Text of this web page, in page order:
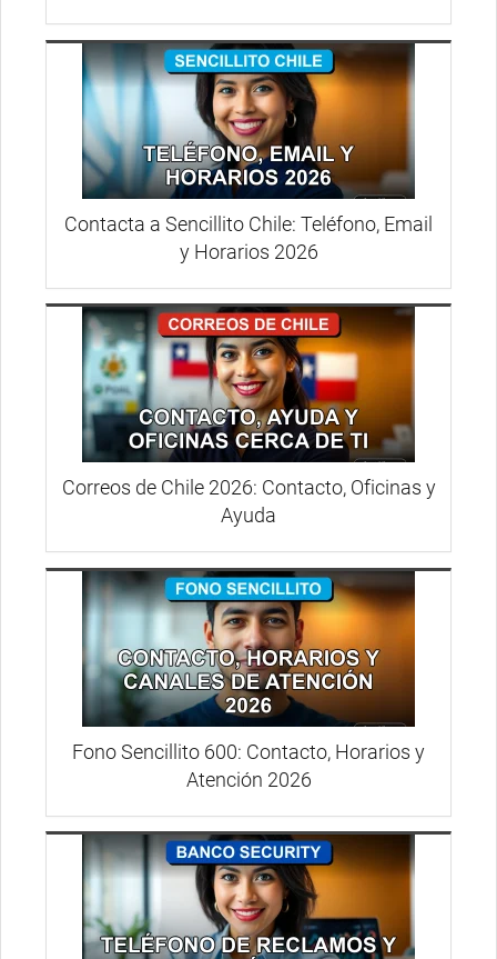
Contacta a Sencillito Chile: Teléfono, Email
y Horarios 2026
Correos de Chile 2026: Contacto, Oficinas y
Ayuda
Fono Sencillito 600: Contacto, Horarios y
Atención 2026